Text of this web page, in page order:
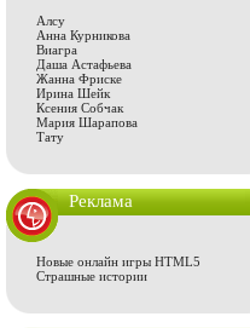
Алсу
Анна Курникова
Виагра
Даша Астафьева
Жанна Фриске
Ирина Шейк
Ксения Собчак
Мария Шарапова
Тату
Реклама
Новые онлайн игры HTML5
Страшные истории